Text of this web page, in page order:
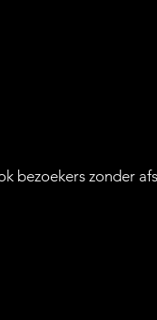
bezoekers zonder